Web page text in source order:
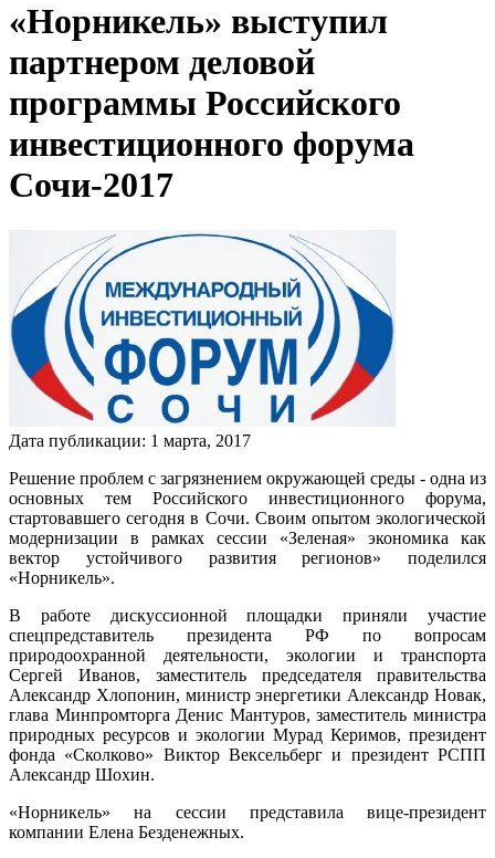
«Норникель» выступил
партнером деловой
программы Российского
инвестиционного форума
Сочи-2017
Дата публикации: 1 марта, 2017
Решение проблем с загрязнением окружающей среды - одна из
основных тем Российского инвестиционного форума,
стартовавшего сегодня в Сочи. Своим опытом экологической
модернизации в рамках сессии «Зеленая» экономика как
вектор устойчивого развития регионов» поделился
«Норникель».
В работе дискуссионной площадки приняли участие
спецпредставитель президента РФ по вопросам
природоохранной деятельности, экологии и транспорта
Сергей Иванов, заместитель председателя правительства
Александр Хлопонин, министр энергетики Александр Новак,
глава Минпромторга Денис Мантуров, заместитель министра
природных ресурсов и экологии Мурад Керимов, президент
фонда «Сколково» Виктор Вексельберг и президент РСПП
Александр Шохин.
«Норникель» на сессии представила вице-президент
компании Елена Безденежных.